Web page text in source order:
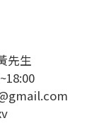
先生